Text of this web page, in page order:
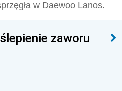
w Daewoo Lanos.
zaworu